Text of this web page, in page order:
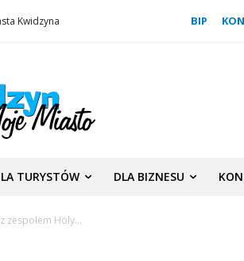
Kwidzyna BIP
TURYSTÓW DLA BIZNESU
zespołem Holy...